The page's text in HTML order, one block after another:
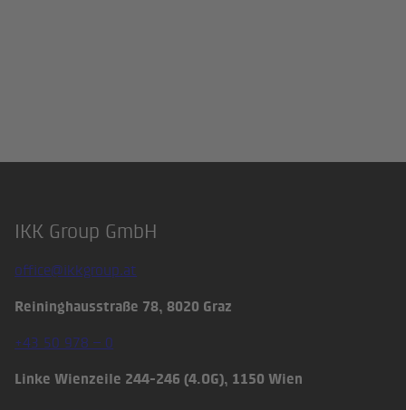
Footer
IKK Group GmbH
office@ikkgroup.at
Reininghausstraße 78, 8020 Graz
+43 50 978 – 0
Linke Wienzeile 244-246 (4.OG), 1150 Wien